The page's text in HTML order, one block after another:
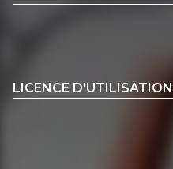
LICENCE D'UTILISATION